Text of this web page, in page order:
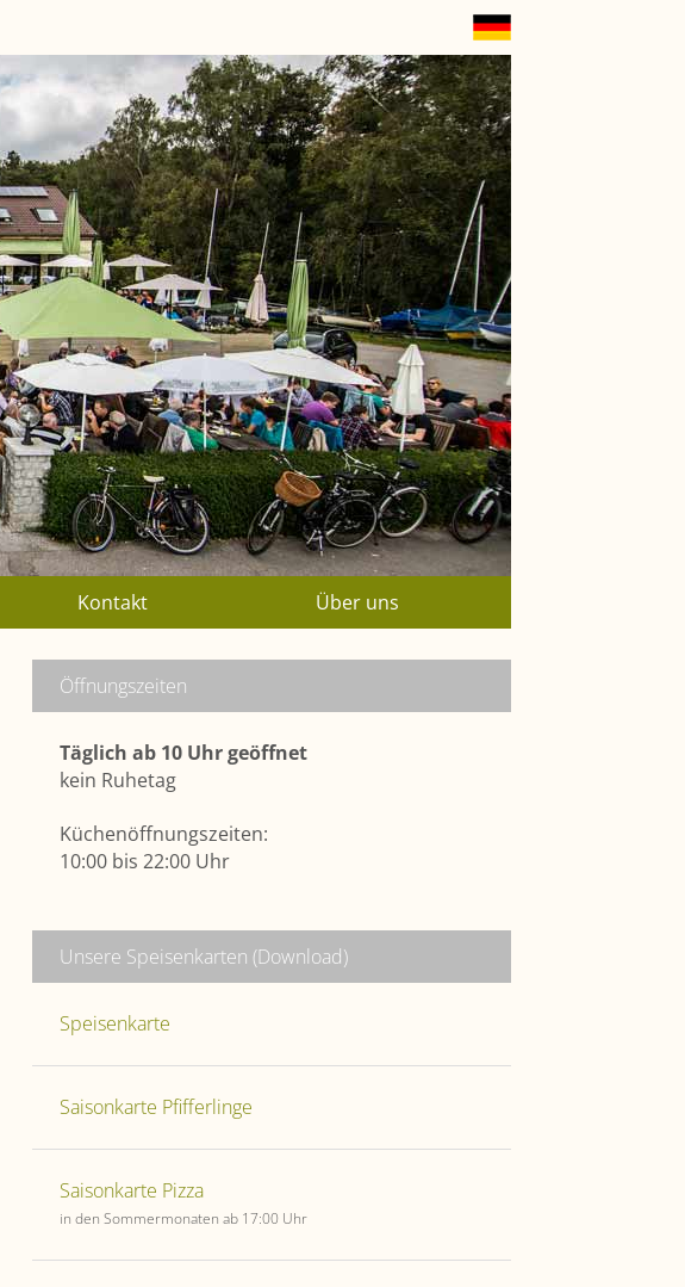
Kontakt Über uns
Öffnungszeiten
Täglich ab 10 Uhr geöffnet
kein Ruhetag
Küchenöffnungszeiten:
10:00 bis 22:00 Uhr
Unsere Speisenkarten (Download)
Speisenkarte
Saisonkarte Pfifferlinge
Saisonkarte Pizza
in den Sommermonaten ab 17:00 Uhr